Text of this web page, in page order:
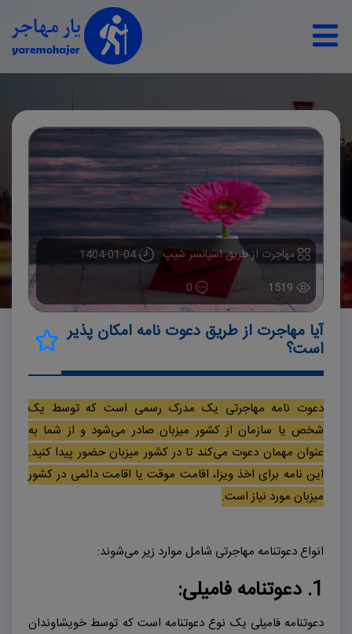
مهاجرت از طریق اسپانسر شیپ
1404-01-04
1519
0
آیا مهاجرت از طریق دعوت نامه امکان پذیر
است؟
دعوت نامه مهاجرتی یک مدرک رسمی است که توسط یک
شخص یا سازمان از کشور میزبان صادر می‌شود و از شما به
عنوان مهمان دعوت می‌کند تا در کشور میزبان حضور پیدا کنید.
این نامه برای اخذ ویزا، اقامت موقت یا اقامت دائمی در کشور
میزبان مورد نیاز است.
انواع دعوتنامه مهاجرتی شامل موارد زیر می‌شوند:
1. دعوتنامه فامیلی:
دعوتنامه فامیلی یک نوع دعوتنامه است که توسط خویشاوندان